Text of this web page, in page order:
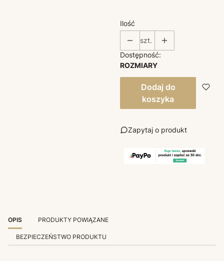
Ilość
szt.
Dostępność:
ROZMIARY
Dodaj do
koszyka
Zapytaj o produkt
OPIS PRODUKTY POWIĄZANE
BEZPIECZEŃSTWO PRODUKTU